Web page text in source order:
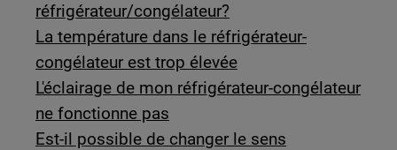
réfrigérateur/congélateur?
La température dans le réfrigérateur-
congélateur est trop élevée
L'éclairage de mon réfrigérateur-congélateur
ne fonctionne pas
Est-il possible de changer le sens